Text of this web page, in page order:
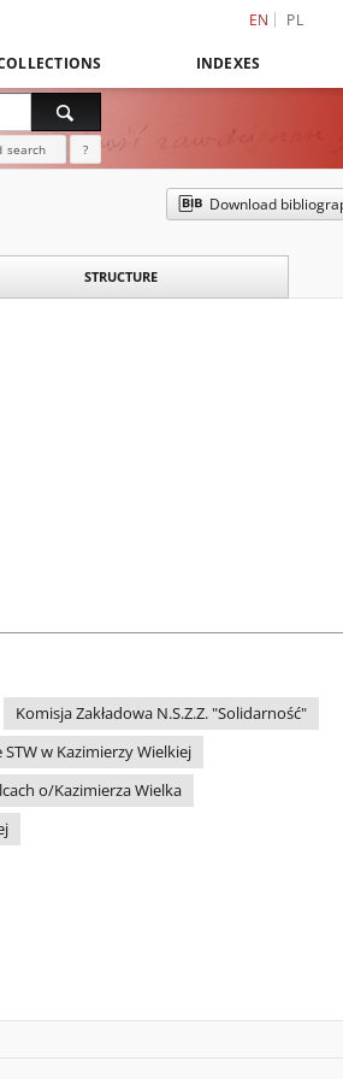
EN PL
INDEXES
search ?
Download
STRUCTURE
Komisja Zakładowa N.S.Z.Z. "Solidarność"
w Kazimierzy Wielkiej
o/Kazimierza Wielka